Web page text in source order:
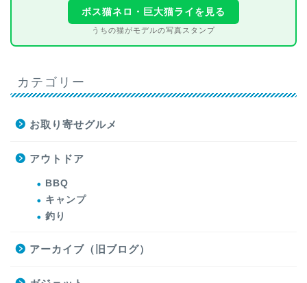
ボス猫ネロ・巨大猫ライを見る
うちの猫がモデルの写真スタンプ
カテゴリー
お取り寄せグルメ
アウトドア
BBQ
キャンプ
釣り
アーカイブ（旧ブログ）